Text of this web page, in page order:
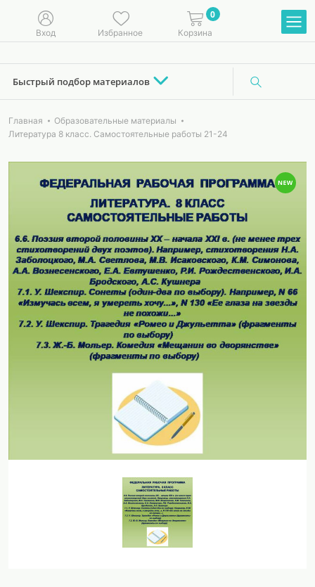
Вход Избранное
0
Корзина
Быстрый подбор материалов
Главная
Образовательные материалы
Литература 8 класс. Самостоятельные работы 21-24